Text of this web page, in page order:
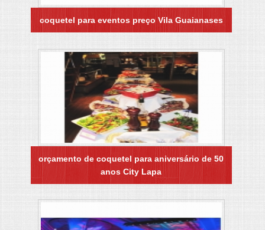
coquetel para eventos preço Vila Guaianases
orçamento de coquetel para aniversário de 50
anos City Lapa